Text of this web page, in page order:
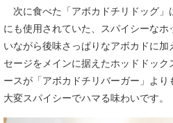
次に食べた「アボカドチリドッグ」
にも使用されていた、スパイシーな
いながら後味さっぱりなアボカドに
セージをメインに据えたホッドドッ
ースが「アボカドチリバーガー」よ
大変スパイシーでハマる味わいです。